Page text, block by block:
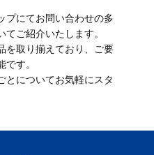
プにてお問い合わせの多
ご紹介いたします。
を取り揃えており、ご要
す。
とについてお気軽にスタ